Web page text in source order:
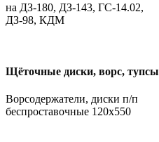
на ДЗ-180, ДЗ-143, ГС-14.02,
ДЗ-98, КДМ
Щёточные диски, ворс, тупсы
Ворсодержатели, диски п/п
беспроставочные 120х550